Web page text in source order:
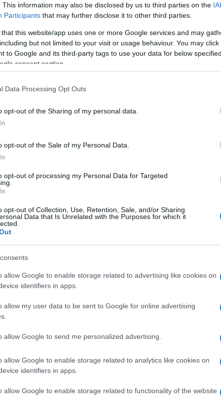
This information may also be disclosed by us to third parties on the
Participants that may further disclose it to other third parties.
that this website/app uses one or more Google services and may
but not limited to your visit or usage behaviour. You may
to Google and its third-party tags to use your data for below
consent section.
Data Processing Opt Outs
opt-out of the Sharing of my personal data.
opt-out of the Sale of my Personal Data.
opt-out of processing my Personal Data for Targeted
opt-out of Collection, Use, Retention, Sale, and/or Sharing
Data that Is Unrelated with the Purposes for which it
allow Google to enable storage related to advertising like cookies on
identifiers in apps.
allow my user data to be sent to Google for online advertising
allow Google to send me personalized advertising.
allow Google to enable storage related to analytics like cookies on
identifiers in apps.
allow Google to enable storage related to functionality of the website
vonjavami in dobro voljo, saj v goste prihaja
ki združuje okuse z vseh koncev sveta.
izjemni kuharski mojstri in sproščeno vzdušje na
naročite nekaj, česar še niste poskusili, in uživajte v
hrana.
naravnem.
boste lahko spoznali predane ekološke kmetovalce,
domače dobrote, pripravljene z veliko ljubezni in
cenite zdrav način življenja in želite vedeti, od kod prihaja
ali raje ostajate zvesti domačim jedem, vas ta
Pridite lačni – domov pa se boste vrnili polni